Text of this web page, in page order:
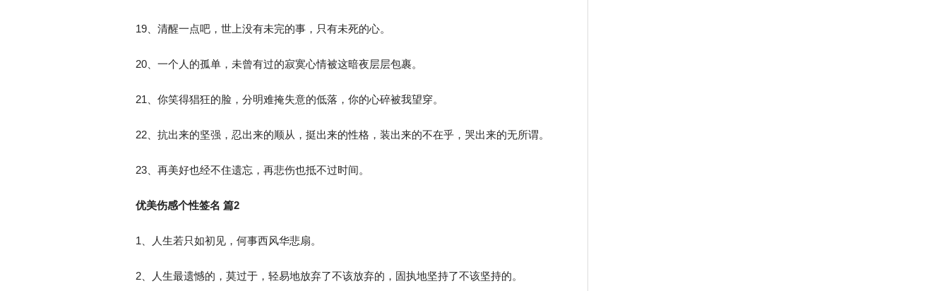
19、清醒一点吧，世上没有未完的事，只有未死的心。
20、一个人的孤单，未曾有过的寂寞心情被这暗夜层层包裹。
21、你笑得猖狂的脸，分明难掩失意的低落，你的心碎被我望穿。
22、抗出来的坚强，忍出来的顺从，挺出来的性格，装出来的不在乎，哭出来的无所谓。
23、再美好也经不住遗忘，再悲伤也抵不过时间。
优美伤感个性签名 篇2
1、人生若只如初见，何事西风华悲扇。
2、人生最遗憾的，莫过于，轻易地放弃了不该放弃的，固执地坚持了不该坚持的。